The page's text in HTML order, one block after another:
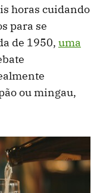
​​horas cuidando
para se
de 1950, uma
ou mingau,